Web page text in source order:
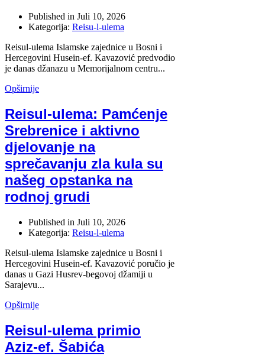
Published in Juli 10, 2026
Kategorija: Reisu-l-ulema
Reisul-ulema Islamske zajednice u Bosni i
Hercegovini Husein-ef. Kavazović predvodio
je danas džanazu u Memorijalnom centru...
Opširnije
Reisul-ulema: Pamćenje
Srebrenice i aktivno
djelovanje na
sprečavanju zla kula su
našeg opstanka na
rodnoj grudi
Published in Juli 10, 2026
Kategorija: Reisu-l-ulema
Reisul-ulema Islamske zajednice u Bosni i
Hercegovini Husein-ef. Kavazović poručio je
danas u Gazi Husrev-begovoj džamiji u
Sarajevu...
Opširnije
Reisul-ulema primio
Aziz-ef. Šabića